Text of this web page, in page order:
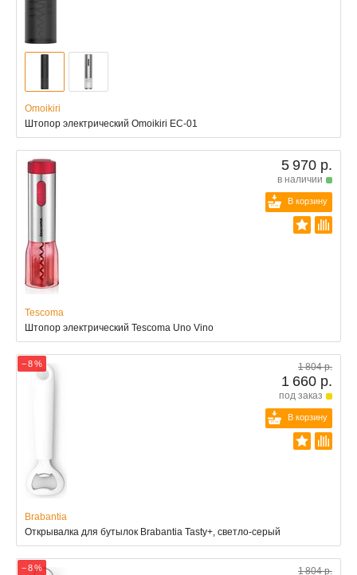
Omoikiri
Штопор электрический Omoikiri EC-01
5 970 р.
в наличии
В корзину
Tescoma
Штопор электрический Tescoma Uno Vino
− 8 % 1 804 р.
1 660 р.
под заказ
В корзину
Brabantia
Открывалка для бутылок Brabantia Tasty+, светло-серый
− 8 % 1 804 р.